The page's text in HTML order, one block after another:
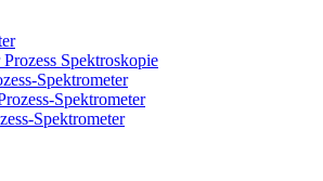
Spektroskopie
Spektrometer
Spektrometer
Spektrometer